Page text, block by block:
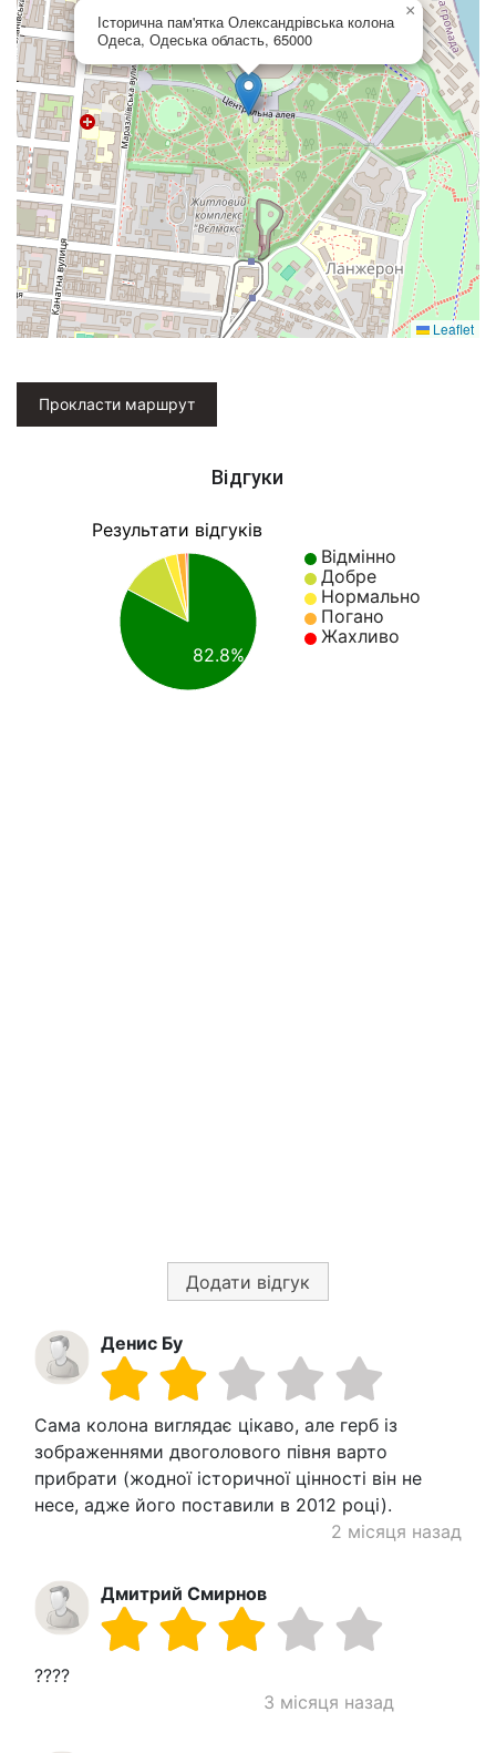
Історична пам'ятка Олександрівська колона
Одеса, Одеська область, 65000
×
Leaflet
Прокласти маршрут
Відгуки
Результати відгуків
Відмінно
Добре
Нормально
Погано
Жахливо
82.8%
Додати відгук
Денис Бу
Сама колона виглядає цікаво, але герб із
зображеннями двоголового півня варто
прибрати (жодної історичної цінності він не
несе, адже його поставили в 2012 році).
2 місяця назад
Дмитрий Смирнов
????
3 місяця назад